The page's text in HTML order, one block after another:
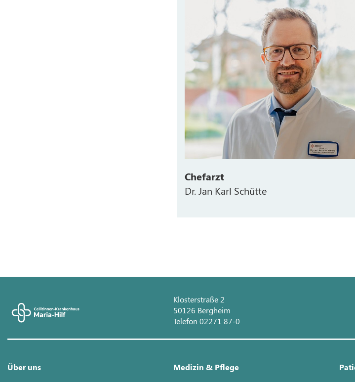
Chefarzt
Dr. Jan Karl Schütte
Klosterstraße 2
50126 Bergheim
Telefon 02271 87-0
Über uns Medizin & Pflege